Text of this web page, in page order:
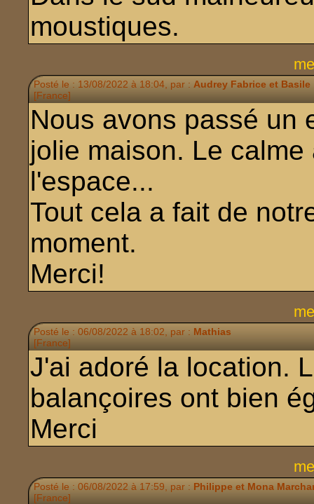
moustiques.
Posté le : 13/08/2022 à 18:04, par : Audrey Fabrice et Basile
[France]
Nous avons passé un
jolie maison. Le
l'espace...
Tout cela a fait de
moment.
Merci!
Posté le : 06/08/2022 à 18:02, par : Mathias
[France]
J'ai adoré la location.
balançoires ont bien
Merci
Posté le : 06/08/2022 à 17:59, par : Philippe et Mona
[France]